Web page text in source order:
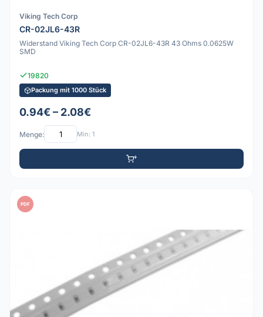
Viking Tech Corp
CR-02JL6-43R
Widerstand Viking Tech Corp CR-02JL6-43R 43 Ohms 0.0625W
SMD
19820
Packung mit 1000 Stück
0.94€ – 2.08€
Menge: Min: 1
PDF